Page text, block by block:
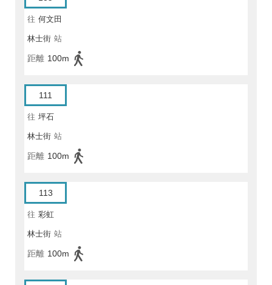
往 何文田
林士街 站
距離 100m
111
往 坪石
林士街 站
距離 100m
113
往 彩虹
林士街 站
距離 100m